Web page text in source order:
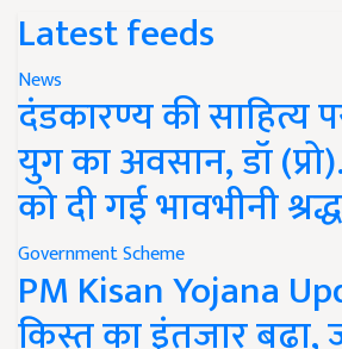
Latest feeds
News
दंडकारण्य की साहित्य
युग का अवसान, डॉ
को दी गई भावभीनी
Government Scheme
PM Kisan Yojana
किस्त का इंतजार